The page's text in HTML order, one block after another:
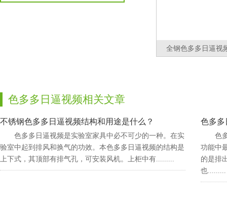
全钢色多多日逼视
色多多日逼视频相关文章
不锈钢色多多日逼视频结构和用途是什么？
色多多日逼视频是实验室家具中必不可少的一种。在实
验室中起到排风和换气的功效。本色多多日逼视频的结构是
上下式，其顶部有排气孔，可安装风机。上柜中有.........
色多多
色
功能中
的是排出
也.........